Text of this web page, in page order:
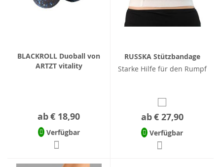
BLACKROLL Duoball von
ARTZT vitality
ab€ 18,90
Verfügbar
RUSSKA Stützbandage
Starke Hilfe für den Rumpf
ab€ 27,90
Verfügbar